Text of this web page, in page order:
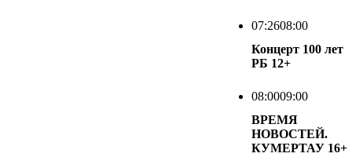
07:2608:00
Концерт 100 лет
РБ 12+
08:0009:00
ВРЕМЯ
НОВОСТЕЙ.
КУМЕРТАУ 16+